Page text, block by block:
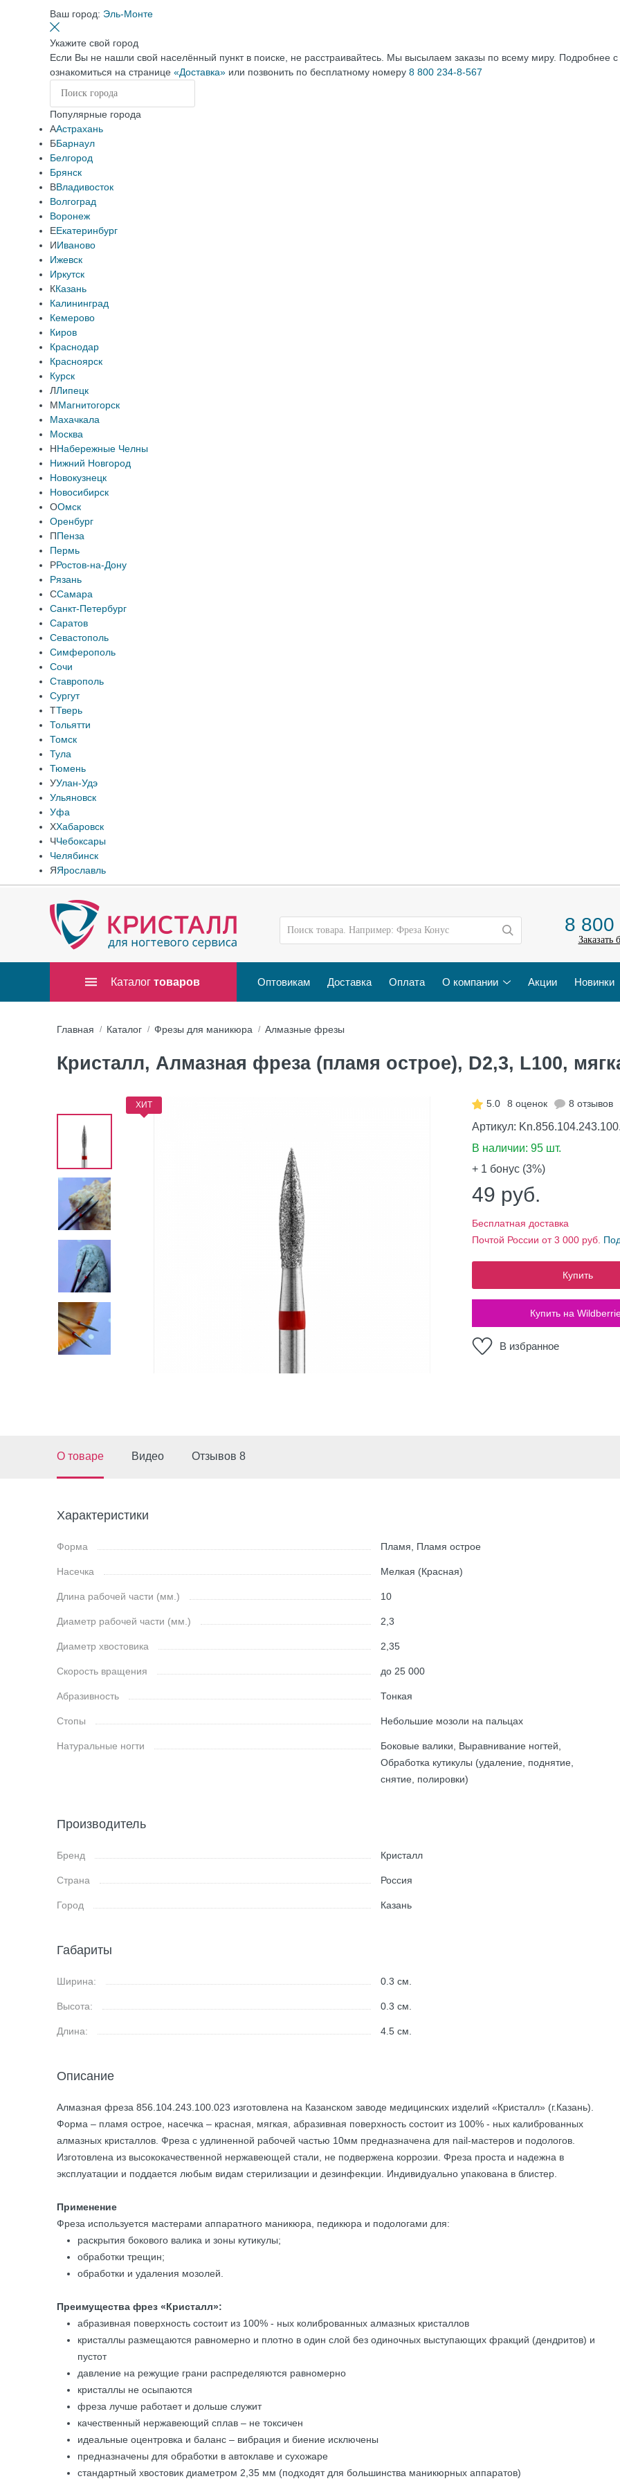
Ваш город: Эль-Монте
Укажите свой город
Если Вы не нашли свой населённый пункт в поиске, не расстраивайтесь. Мы высылаем заказы по всему миру. Подробнее
ознакомиться на странице «Доставка» или позвонить по бесплатному номеру 8 800 234-8-567
Популярные города
ААстрахань
ББарнаул
Белгород
Брянск
ВВладивосток
Волгоград
Воронеж
ЕЕкатеринбург
ИИваново
Ижевск
Иркутск
ККазань
Калининград
Кемерово
Киров
Краснодар
Красноярск
Курск
ЛЛипецк
ММагнитогорск
Махачкала
Москва
ННабережные Челны
Нижний Новгород
Новокузнецк
Новосибирск
ООмск
Оренбург
ППенза
Пермь
РРостов-на-Дону
Рязань
ССамара
Санкт-Петербург
Саратов
Севастополь
Симферополь
Сочи
Ставрополь
Сургут
ТТверь
Тольятти
Томск
Тула
Тюмень
УУлан-Удэ
Ульяновск
Уфа
ХХабаровск
ЧЧебоксары
Челябинск
ЯЯрославль
8 800
Заказать
Каталог товаров Оптовикам Доставка Оплата О компании Акции Новинки
Главная Каталог Фрезы для маникюра Алмазные фрезы
Кристалл, Алмазная фреза (пламя острое), D2,3, L100,
ХИТ 5.0 8 оценок 8 отзывов
Артикул:
В наличии: 95 шт.
+ 1 бонус (3%)
49 руб.
Бесплатная доставка
Почтой России от 3 000 руб.
Купить
Купить на
В избранное
О товаре Видео Отзывов 8
Характеристики
Форма Пламя, Пламя острое
Насечка Мелкая (Красная)
Длина рабочей части (мм.) 10
Диаметр рабочей части (мм.) 2,3
Диаметр хвостовика 2,35
Скорость вращения до 25 000
Абразивность Тонкая
Стопы Небольшие мозоли на пальцах
Натуральные ногти
Боковые валики, Выравнивание ногтей,
Обработка кутикулы (удаление, поднятие,
снятие, полировки)
Производитель
Бренд Кристалл
Страна Россия
Город Казань
Габариты
Ширина: 0.3 см.
Высота: 0.3 см.
Длина: 4.5 см.
Описание
Алмазная фреза 856.104.243.100.023 изготовлена на Казанском заводе медицинских изделий «Кристалл» (г.Казань).
Форма – пламя острое, насечка – красная, мягкая, абразивная поверхность состоит из 100% - ных калиброванных
алмазных кристаллов. Фреза с удлиненной рабочей частью 10мм предназначена для nail-мастеров и подологов.
Изготовлена из высококачественной нержавеющей стали, не подвержена коррозии. Фреза проста и надежна в
эксплуатации и поддается любым видам стерилизации и дезинфекции. Индивидуально упакована в блистер.
Применение
Фреза используется мастерами аппаратного маникюра, педикюра и подологами для:
раскрытия бокового валика и зоны кутикулы;
обработки трещин;
обработки и удаления мозолей.
Преимущества фрез «Кристалл»:
абразивная поверхность состоит из 100% - ных колиброванных алмазных кристаллов
кристаллы размещаются равномерно и плотно в один слой без одиночных выступающих фракций (дендритов) и
пустот
давление на режущие грани распределяются равномерно
кристаллы не осыпаются
фреза лучше работает и дольше служит
качественный нержавеющий сплав – не токсичен
идеальные оцентровка и баланс – вибрация и биение исключены
предназначены для обработки в автоклаве и сухожаре
стандартный хвостовик диаметром 2,35 мм (подходят для большинства маникюрных аппаратов)